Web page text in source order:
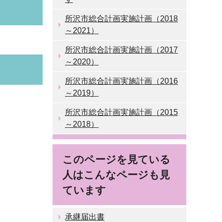
所沢市総合計画実施計画（2018
～2021）
所沢市総合計画実施計画（2017
～2020）
所沢市総合計画実施計画（2016
～2019）
所沢市総合計画実施計画（2015
～2018）
このページを見ている
人はこんなページも見
ています
承継届出書